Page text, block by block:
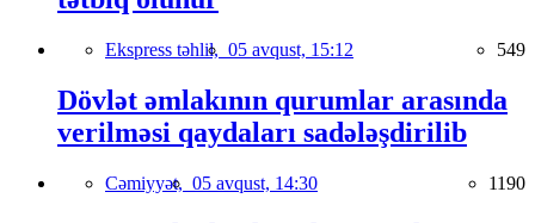
Ekspress təhlil, 05 avqust, 15:12 549
Dövlət əmlakının qurumlar arasında
verilməsi qaydaları sadələşdirilib
Cəmiyyət, 05 avqust, 14:30 1190